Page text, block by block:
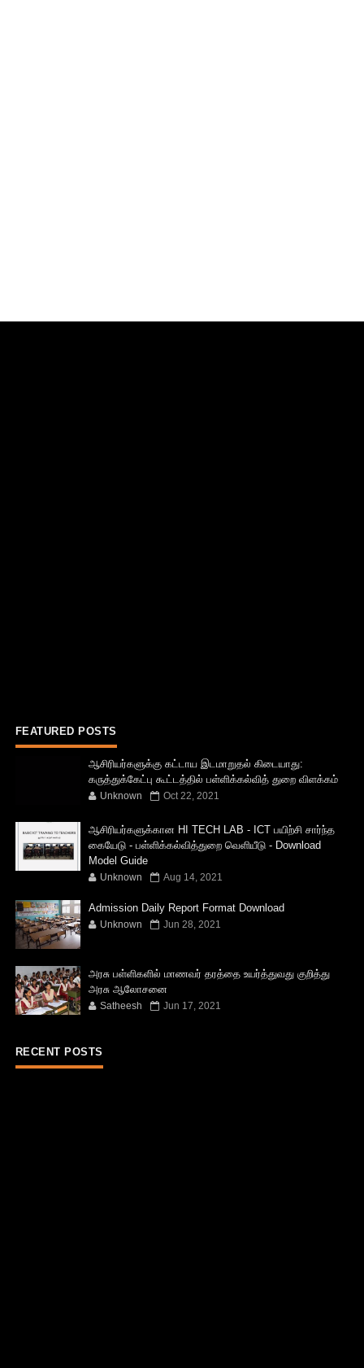
FEATURED POSTS
ஆசிரியர்களுக்கு கட்டாய இடமாறுதல் கிடையாது:
கருத்துக்கேட்பு கூட்டத்தில் பள்ளிக்கல்வித் துறை விளக்கம்
Unknown Oct 22, 2021
ஆசிரியர்களுக்கான HI TECH LAB - ICT பயிற்சி சார்ந்த
கையேடு - பள்ளிக்கல்வித்துறை வெளியீடு - Download
Model Guide
Unknown Aug 14, 2021
Admission Daily Report Format Download
Unknown Jun 28, 2021
அரசு பள்ளிகளில் மாணவர் தரத்தை உயர்த்துவது குறித்து
அரசு ஆலோசனை
Satheesh Jun 17, 2021
RECENT POSTS